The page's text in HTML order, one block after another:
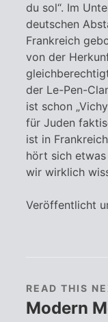
du sol“. Im
deutschen
Frankreich
von der
der Le-Pen-
ist schon
für Juden
ist in
hört sich
wir wirklich
Veröffentlicht
READ THIS
Modern